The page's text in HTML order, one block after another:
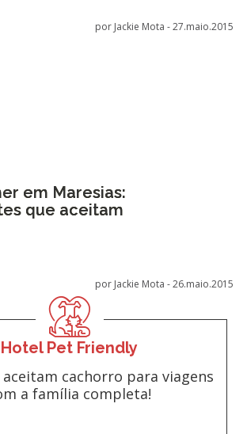
por Jackie Mota -27.maio.2015
em Maresias:
que aceitam
por Jackie Mota -26.maio.2015
Hotel Pet Friendly
cachorro para viagens
a família completa!